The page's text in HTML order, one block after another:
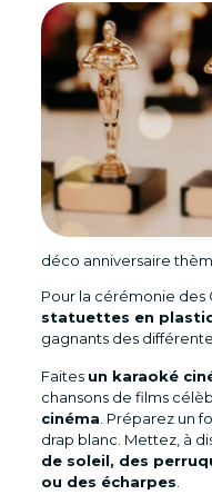
déco anniversaire
Pour la cérémonie des
statuettes en
gagnants des
Faites un karaoké
chansons de films
cinéma . Préparez un
drap blanc. Mettez, à
de soleil, des
ou des écharpes